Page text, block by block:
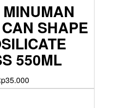
SHAPE
550ML
35.000